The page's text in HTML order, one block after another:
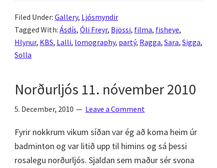
Filed Under: Gallery, Ljósmyndir
Tagged With: Ásdís, Óli Freyr, Bjössi, filma, fisheye,
Hlynur, KBS, Lalli, lomography, partý, Ragga, Sara, Sigga,
Solla
Norðurljós 11. nóvember 2010
5. December, 2010 Leave a Comment
Fyrir nokkrum vikum síðan var ég að koma heim úr
badminton og var litið upp til himins og sá þessi
rosalegu norðurljós. Sjaldan sem maður sér svona